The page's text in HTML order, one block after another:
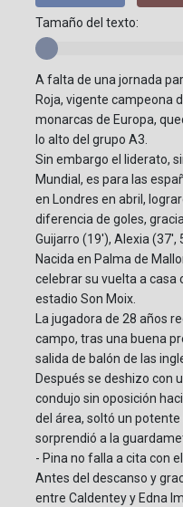
Tamaño del texto:
A falta de una jornada
Roja, vigente campeona
monarcas de Europa,
lo alto del grupo A3.
Sin embargo el liderato,
Mundial, es para las
en Londres en abril,
diferencia de goles,
Guijarro (19'), Alexia (37',
Nacida en Palma de
celebrar su vuelta a casa
estadio Son Moix.
La jugadora de 28 años
campo, tras una buena
salida de balón de las
Después se deshizo con
condujo sin oposición
del área, soltó un
sorprendió a la
- Pina no falla a cita con
Antes del descanso y
entre Caldentey y Edna